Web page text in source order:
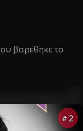
βαρέθηκε το
# 2